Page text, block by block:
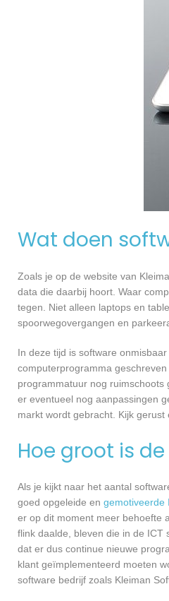
Wat doen
Zoals je op de website van
data die daarbij hoort. Waar
tegen. Niet alleen laptops en
spoorwegovergangen en
In deze tijd is software
computerprogramma
programmatuur nog
er eventueel nog aanpassingen
markt wordt gebracht. Kijk gerust
Hoe groot is
Als je kijkt naar het aantal
goed opgeleide en gemotiveerde
er op dit moment meer behoefte
flink daalde, bleven die in de ICT
dat er dus continue nieuwe
klant geïmplementeerd moeten
software bedrijf zoals Kleiman